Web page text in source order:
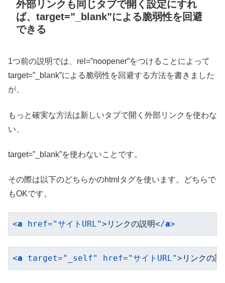
外部リンクも同じタブで開く設定にすれ
ば、target=”_blank”による脆弱性を回避
できる
1つ前の説明では、rel=”noopener”をつけることによって
target=”_blank”による脆弱性を回避する方法を書きました
が、
もっと確実な方法は新しいタブで開く外部リンクを使わな
い、
target=”_blank”を使わないことです。
その際は以下のどちらかのhtmlタグを使います。どちらで
もOKです。
<a href="サイトURL"> リンクの説明</a>
<a target="_self" href="サイトURL"> リンクの説